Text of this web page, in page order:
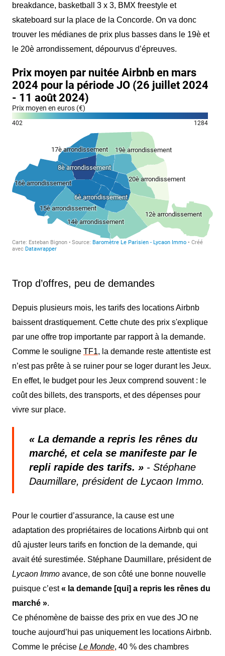
breakdance, basketball 3 x 3, BMX freestyle et
skateboard sur la place de la Concorde. On va donc
trouver les médianes de prix plus basses dans le 19è et
le 20è arrondissement, dépourvus d’épreuves.
Trop d’offres, peu de demandes
Depuis plusieurs mois, les tarifs des locations Airbnb
baissent drastiquement. Cette chute des prix s'explique
par une offre trop importante par rapport à la demande.
Comme le souligne TF1, la demande reste attentiste est
n’est pas prête à se ruiner pour se loger durant les Jeux.
En effet, le budget pour les Jeux comprend souvent : le
coût des billets, des transports, et des dépenses pour
vivre sur place.
« La demande a repris les rênes du
marché, et cela se manifeste par le
repli rapide des tarifs. »- Stéphane
Daumillare, président de Lycaon Immo.
Pour le courtier d’assurance, l a cause est une
adaptation des propriétaires de locationsAirbnb qui ont
dû ajuster leurs tarifs en fonction de la demande, qui
avait été surestimée. Stéphane Daumillare, président de
Lycaon Immo avance, de son côté une bonne nouvelle
puisque c’est« la demande [qui] a repris les rênes du
marché ».
Ce phénomène de baisse des prix en vue des JO ne
touche aujourd’hui pas uniquement les locations Airbnb.
Comme le précise Le Monde, 40 % des chambres